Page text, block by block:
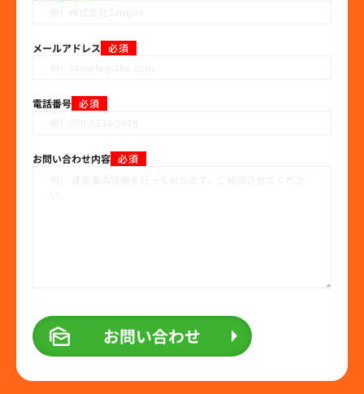
メールアドレス 必須
電話番号 必須
お問い合わせ内容 必須